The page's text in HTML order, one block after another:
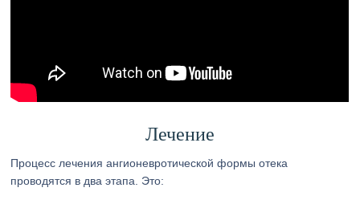
Лечение
Процесс лечения ангионевротической формы отека
проводятся в два этапа. Это: